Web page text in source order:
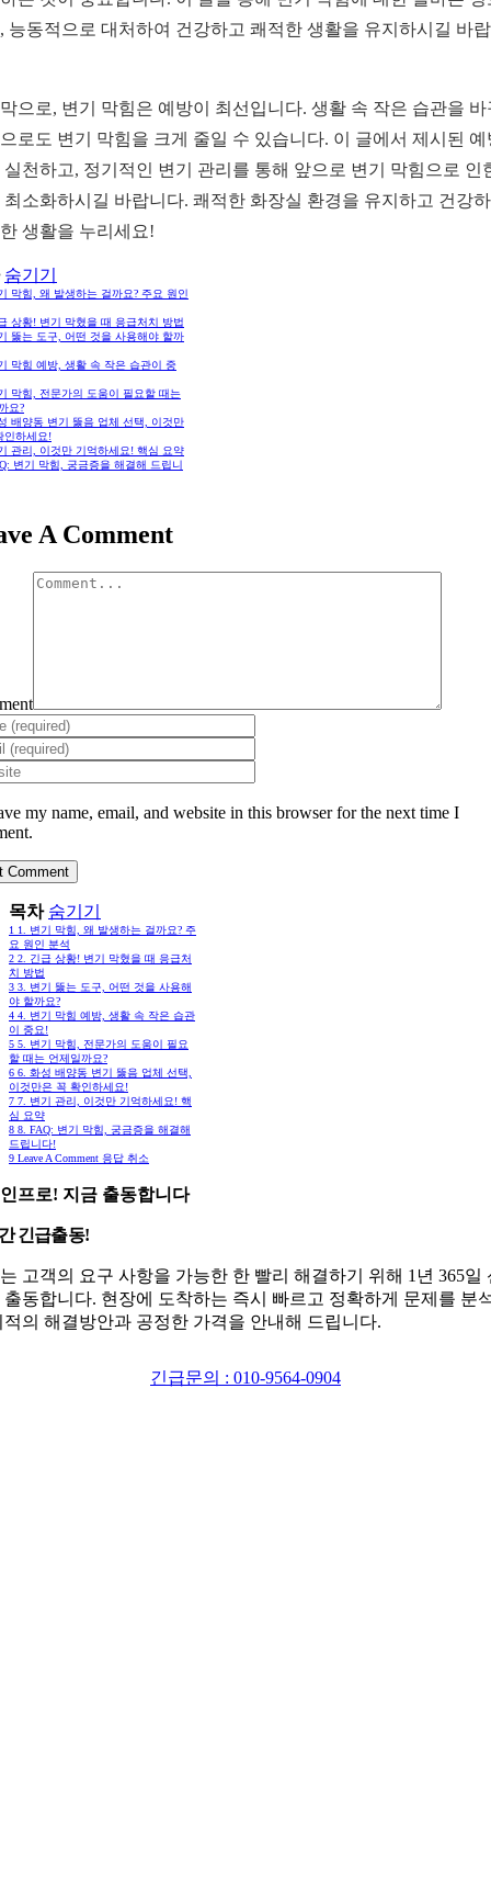
능동적으로 대처하여 건강하고 쾌적한 생활을 유지하시길 바
으로, 변기 막힘은 예방이 최선입니다. 생활 속 작은 습관을 바
로도 변기 막힘을 크게 줄일 수 있습니다. 이 글에서 제시된 예
실천하고, 정기적인 변기 관리를 통해 앞으로 변기 막힘으로 인
최소화하시길 바랍니다. 쾌적한 화장실 환경을 유지하고 건강
생활을 누리세요!
숨기기
막힘, 왜 발생하는 걸까요? 주요 원인
상황! 변기 막혔을 때 응급처치 방법
뚫는 도구, 어떤 것을 사용해야 할까
막힘 예방, 생활 속 작은 습관이 중
막힘, 전문가의 도움이 필요할 때는
요?
배양동 변기 뚫음 업체 선택, 이것만
인하세요!
관리, 이것만 기억하세요! 핵심 요약
변기 막힘, 궁금증을 해결해 드립니
A Comment
my name, email, and website in this browser for the next time I
목차 숨기기
1 1. 변기 막힘, 왜 발생하는 걸까요? 주
요 원인 분석
2 2. 긴급 상황! 변기 막혔을 때 응급처
치 방법
3 3. 변기 뚫는 도구, 어떤 것을 사용해
야 할까요?
4 4. 변기 막힘 예방, 생활 속 작은 습관
이 중요!
5 5. 변기 막힘, 전문가의 도움이 필요
할 때는 언제일까요?
6 6. 화성 배양동 변기 뚫음 업체 선택,
이것만은 꼭 확인하세요!
7 7. 변기 관리, 이것만 기억하세요! 핵
심 요약
8 8. FAQ: 변기 막힘, 궁금증을 해결해
드립니다!
9 Leave A Comment 응답 취소
프로! 지금 출동합니다
긴급출동!
고객의 요구 사항을 가능한 한 빨리 해결하기 위해 1년 365일
출동합니다. 현장에 도착하는 즉시 빠르고 정확하게 문제를 분
적의 해결방안과 공정한 가격을 안내해 드립니다.
긴급문의 : 010-9564-0904